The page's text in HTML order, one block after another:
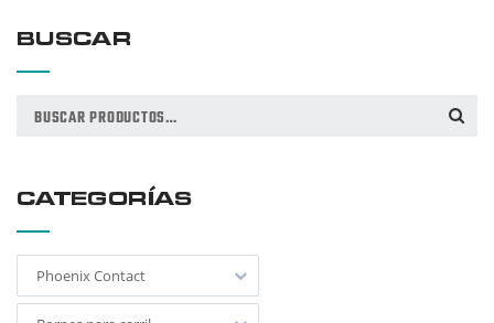
BUSCAR
Buscar
BUSCAR
CATEGORÍAS
Phoenix Contact